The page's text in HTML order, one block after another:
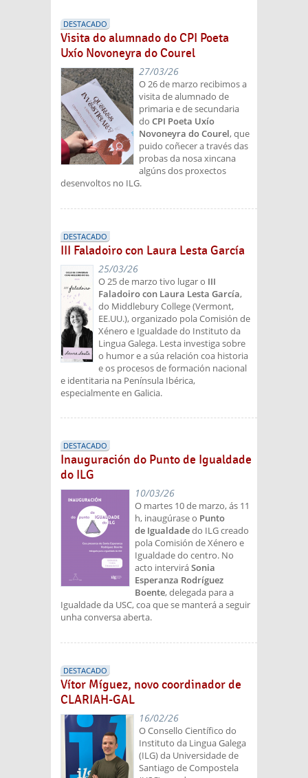
DESTACADO
Visita do alumnado do CPI Poeta
Uxío Novoneyra do Courel
27/03/26
O 26 de marzo recibimos a
visita de alumnado de
primaria e de secundaria
do CPI Poeta Uxío
Novoneyra do Courel, que
puido coñecer a través das
probas da nosa xincana
algúns dos proxectos
desenvoltos no ILG.
DESTACADO
III Faladoiro con Laura Lesta García
25/03/26
O 25 de marzo tivo lugar o III
Faladoiro con Laura Lesta García,
do Middlebury College (Vermont,
EE.UU.), organizado pola Comisión de
Xénero e Igualdade do Instituto da
Lingua Galega. Lesta investiga sobre
o humor e a súa relación coa historia
e os procesos de formación nacional
e identitaria na Península Ibérica,
especialmente en Galicia.
DESTACADO
Inauguración do Punto de Igualdade
do ILG
10/03/26
O martes 10 de marzo, ás 11
h, inaugúrase o Punto
de Igualdadedo ILG creado
pola Comisión de Xénero e
Igualdade do centro. No
acto interviráSonia
Esperanza Rodríguez
Boente, delegada para a
Igualdade da USC, coa que se manterá a seguir
unha conversa aberta.
DESTACADO
Vítor Míguez, novo coordinador de
CLARIAH-GAL
16/02/26
O Consello Científico do
Instituto da Lingua Galega
(ILG) da Universidade de
Santiago de Compostela